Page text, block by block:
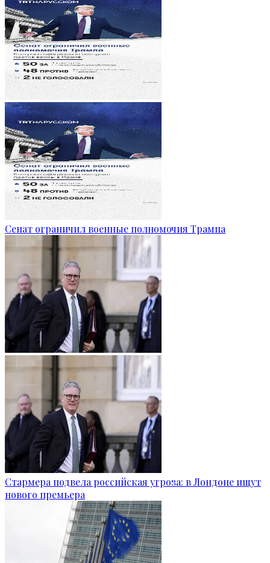
Сенат ограничил военные полномочия Трампа
Стармера подвела российская угроза: в Лондоне ищут
нового премьера